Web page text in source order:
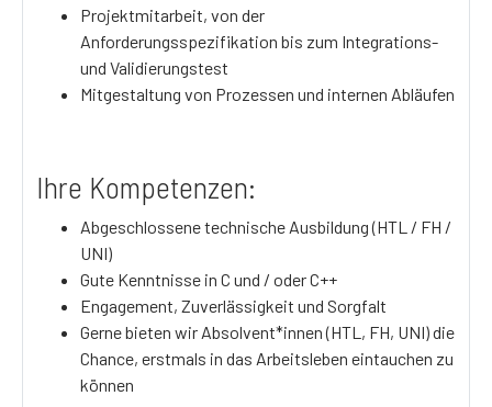
Projektmitarbeit, von der
Anforderungsspezifikation bis zum Integrations-
und Validierungstest
Mitgestaltung von Prozessen und internen Abläufen
Ihre Kompetenzen:
Abgeschlossene technische Ausbildung (HTL / FH /
UNI)
Gute Kenntnisse in C und / oder C++
Engagement, Zuverlässigkeit und Sorgfalt
Gerne bieten wir Absolvent*innen (HTL, FH, UNI) die
Chance, erstmals in das Arbeitsleben eintauchen zu
können